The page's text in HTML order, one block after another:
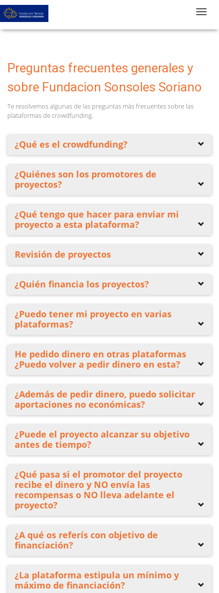
T
Preguntas frecuentes generales y
sobre Fundacion Sonsoles Soriano
Te resolvemos algunas de las preguntas más frecuentes sobre las
plataformas de crowdfunding.
¿Qué es el crowdfunding?
¿Quiénes son los promotores de
proyectos?
¿Qué tengo que hacer para enviar mi
proyecto a esta plataforma?
Revisión de proyectos
¿Quién financia los proyectos?
¿Puedo tener mi proyecto en varias
plataformas?
He pedido dinero en otras plataformas
¿Puedo volver a pedir dinero en esta?
¿Además de pedir dinero, puedo solicitar
aportaciones no económicas?
¿Puede el proyecto alcanzar su objetivo
antes de tiempo?
¿Qué pasa si el promotor del proyecto
recibe el dinero y NO envía las
recompensas o NO lleva adelante el
proyecto?
¿A qué os referís con objetivo de
financiación?
¿La plataforma estipula un mínimo y
máximo de financiación?